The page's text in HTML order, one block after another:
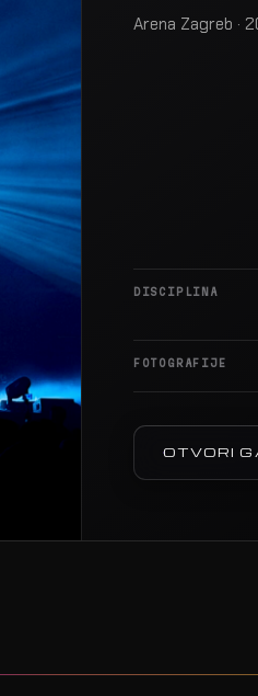
Arena Zagreb ·
DISCIPLINA
FOTOGRAFIJE
OTVORI